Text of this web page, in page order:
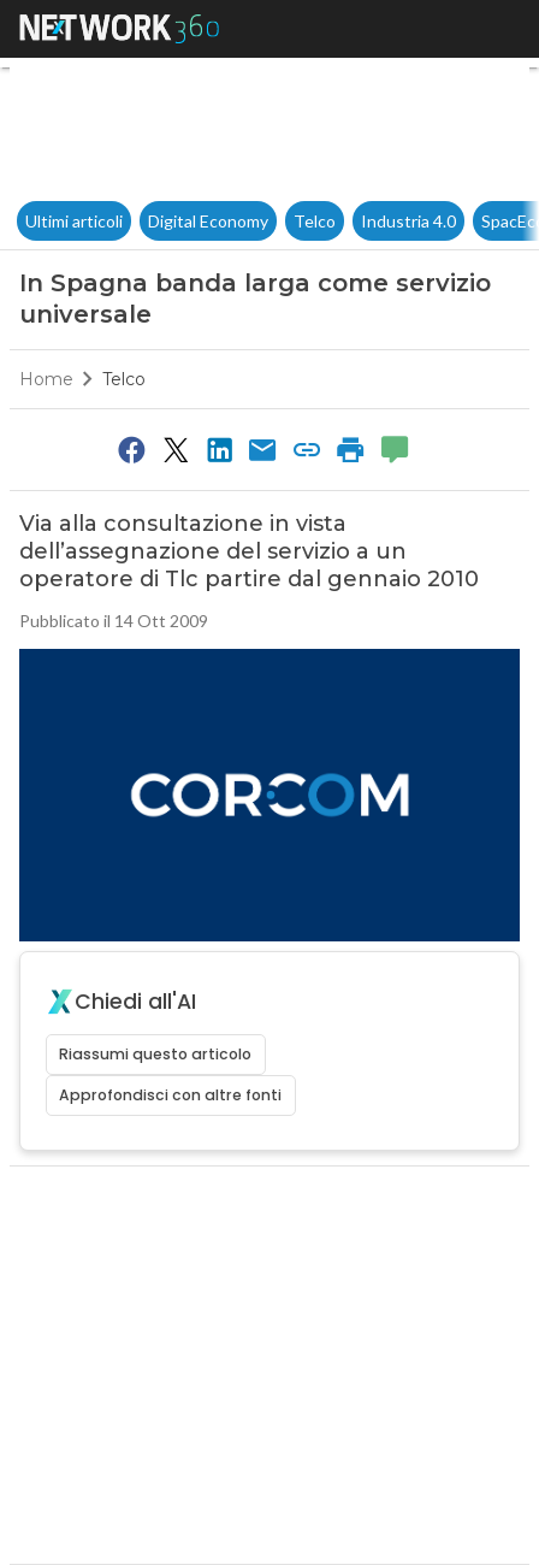
In Spagna banda larga come
Ultimi articoli Digital Economy Telco Industria 4.0
In Spagna banda larga come servizio
universale
Home Telco
Via alla consultazione in vista
dell’assegnazione del servizio a un
operatore di Tlc partire dal gennaio 2010
Pubblicato il 14 Ott 2009
Chiedi all'AI
Riassumi questo articolo
Approfondisci con altre fonti